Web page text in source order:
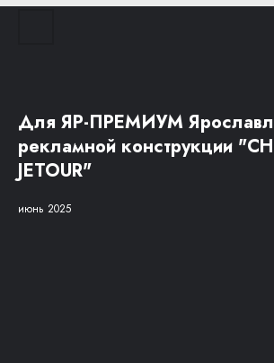
Для ЯР-ПРЕМИУМ
рекламной конструкции
JETOUR"
июнь 2025